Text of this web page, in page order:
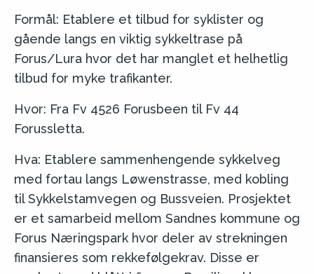
Formål: Etablere et tilbud for syklister og
gående langs en viktig sykkeltrase på
Forus/Lura hvor det har manglet et helhetlig
tilbud for myke trafikanter.
Hvor: Fra Fv 4526 Forusbeen til Fv 44
Forussletta.
Hva: Etablere sammenhengende sykkelveg
med fortau langs Løwenstrasse, med kobling
til Sykkelstamvegen og Bussveien. Prosjektet
er et samarbeid mellom Sandnes kommune og
Forus Næringspark hvor deler av strekningen
finansieres som rekkefølgekrav. Disse er